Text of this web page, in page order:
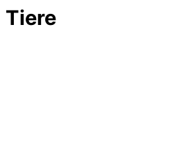
Tiere